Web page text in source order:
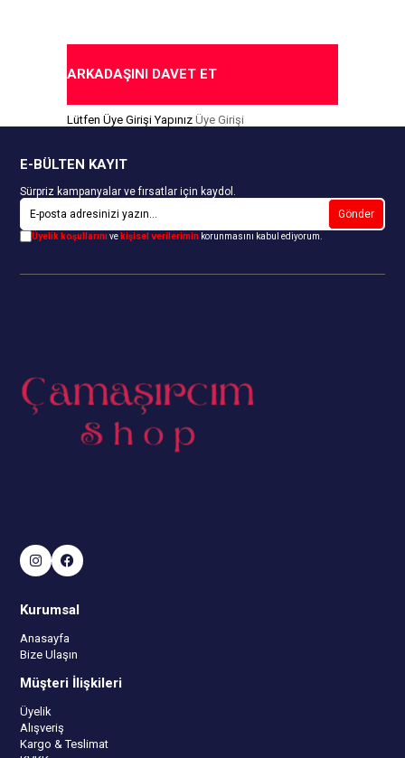
Kapıda Ödeme Seçeneği
Kapıda Ödeme Seçeneği
ARKADAŞINI DAVET ET
Lütfen Üye Girişi Yapınız Üye Girişi
E-BÜLTEN KAYIT
Sürpriz kampanyalar ve fırsatlar için kaydol.
Gönder
Üyelik koşullarınıve kişisel verilerimin korunmasını kabul ediyorum.
Kurumsal
Anasayfa
Bize Ulaşın
Müşteri İlişkileri
Üyelik
Alışveriş
Kargo & Teslimat